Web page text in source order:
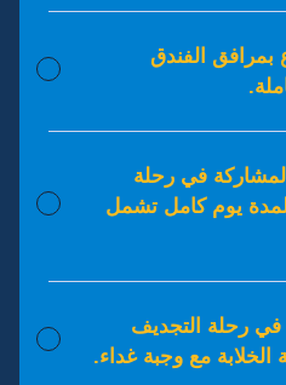
بمرافق الفندق
المشاركة في رحلة
لمدة يوم كامل تشمل
في رحلة التجديف
مع وجبة غداء.